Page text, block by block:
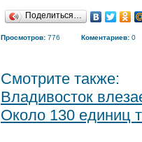
Поделиться…
Просмотров: 776 Коментариев: 0
Смотрите также:
Владивосток
Около 130 единиц